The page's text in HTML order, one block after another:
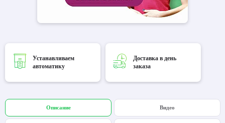
Устанавливаем
автоматику
Доставка в день
заказа
Описание Видео